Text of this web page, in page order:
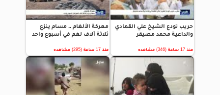
حريب تودع الشيخ علي القمادي
والداعية محمد مصيقر
منذ 17 ساعة (346) مشاهده
معركة الألغام .. مسام ينزع
ثلاثة آلاف لغم في أسبوع واحد
منذ 17 ساعة (295) مشاهده